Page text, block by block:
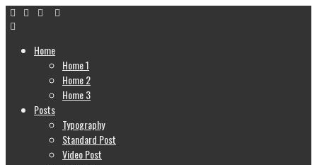
Home
Home 1
Home 2
Home 3
Posts
Typography
Standard Post
Video Post